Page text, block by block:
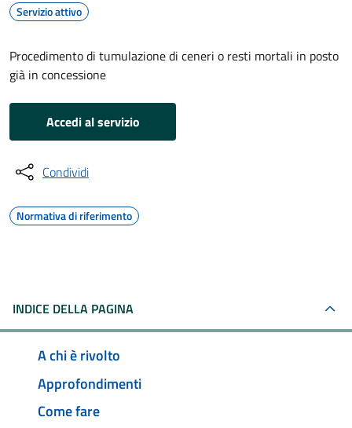
Servizio attivo
Procedimento di tumulazione di ceneri o resti mortali in posto
già in concessione
Accedi al servizio
Condividi
Normativa di riferimento
INDICE DELLA PAGINA
A chi è rivolto
Approfondimenti
Come fare